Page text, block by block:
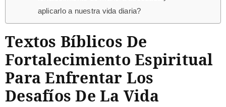
aplicarlo a nuestra vida diaria?
Textos Bíblicos De
Fortalecimiento Espiritual
Para Enfrentar Los
Desafíos De La Vida